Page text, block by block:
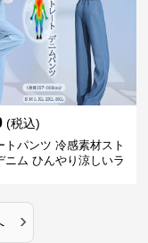
(税込)
トパンツ 冷感素材スト
ニム ひんやり涼しいラ
›